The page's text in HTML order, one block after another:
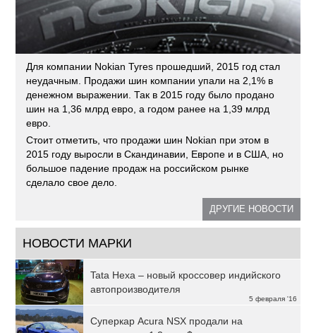
Для компании Nokian Tyres прошедший, 2015 год стал
неудачным. Продажи шин компании упали на 2,1% в
денежном выражении. Так в 2015 году было продано
шин на 1,36 млрд евро, а годом ранее на 1,39 млрд
евро.
Стоит отметить, что продажи шин Nokian при этом в
2015 году выросли в Скандинавии, Европе и в США, но
большое падение продаж на российском рынке
сделало свое дело.
ДРУГИЕ НОВОСТИ
НОВОСТИ МАРКИ
5 февраля '16
Tata Hexa – новый кроссовер индийского
автопроизводителя
Суперкар Acura NSX продали на